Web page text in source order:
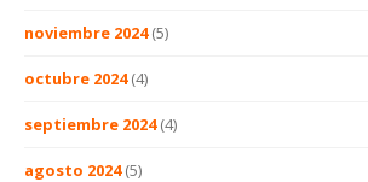
noviembre 2024(5)
octubre 2024(4)
septiembre 2024(4)
agosto 2024(5)